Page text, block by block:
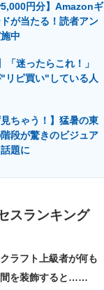
5,000円分】Amazonギ
が当たる！読者アン
中
「迷ったらこれ！」
リピ買い"している人
見ちゃう！】猛暑の東
段が驚きのビジュア
題に
スランキング
ラフト上級者が何も
間を装飾すると……